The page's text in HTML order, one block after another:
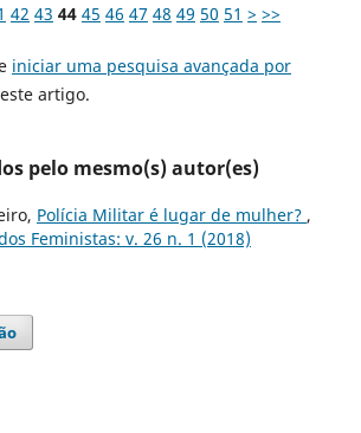
42 43 44 45 46 47 48 49 50 51 > >>
iniciar uma pesquisa avançada por
artigo.
pelo mesmo(s) autor(es)
Polícia Militar é lugar de mulher? ,
Feministas: v. 26 n. 1 (2018)